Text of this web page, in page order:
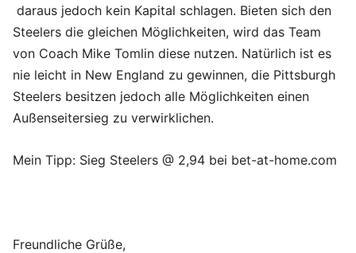
daraus jedoch kein Kapital schlagen. Bieten sich den
Steelers die gleichen Möglichkeiten, wird das Team
von Coach Mike Tomlin diese nutzen. Natürlich ist es
nie leicht in New England zu gewinnen, die Pittsburgh
Steelers besitzen jedoch alle Möglichkeiten einen
Außenseitersieg zu verwirklichen.
Mein Tipp: Sieg Steelers @ 2,94 bei bet-at-home.com
Freundliche Grüße,